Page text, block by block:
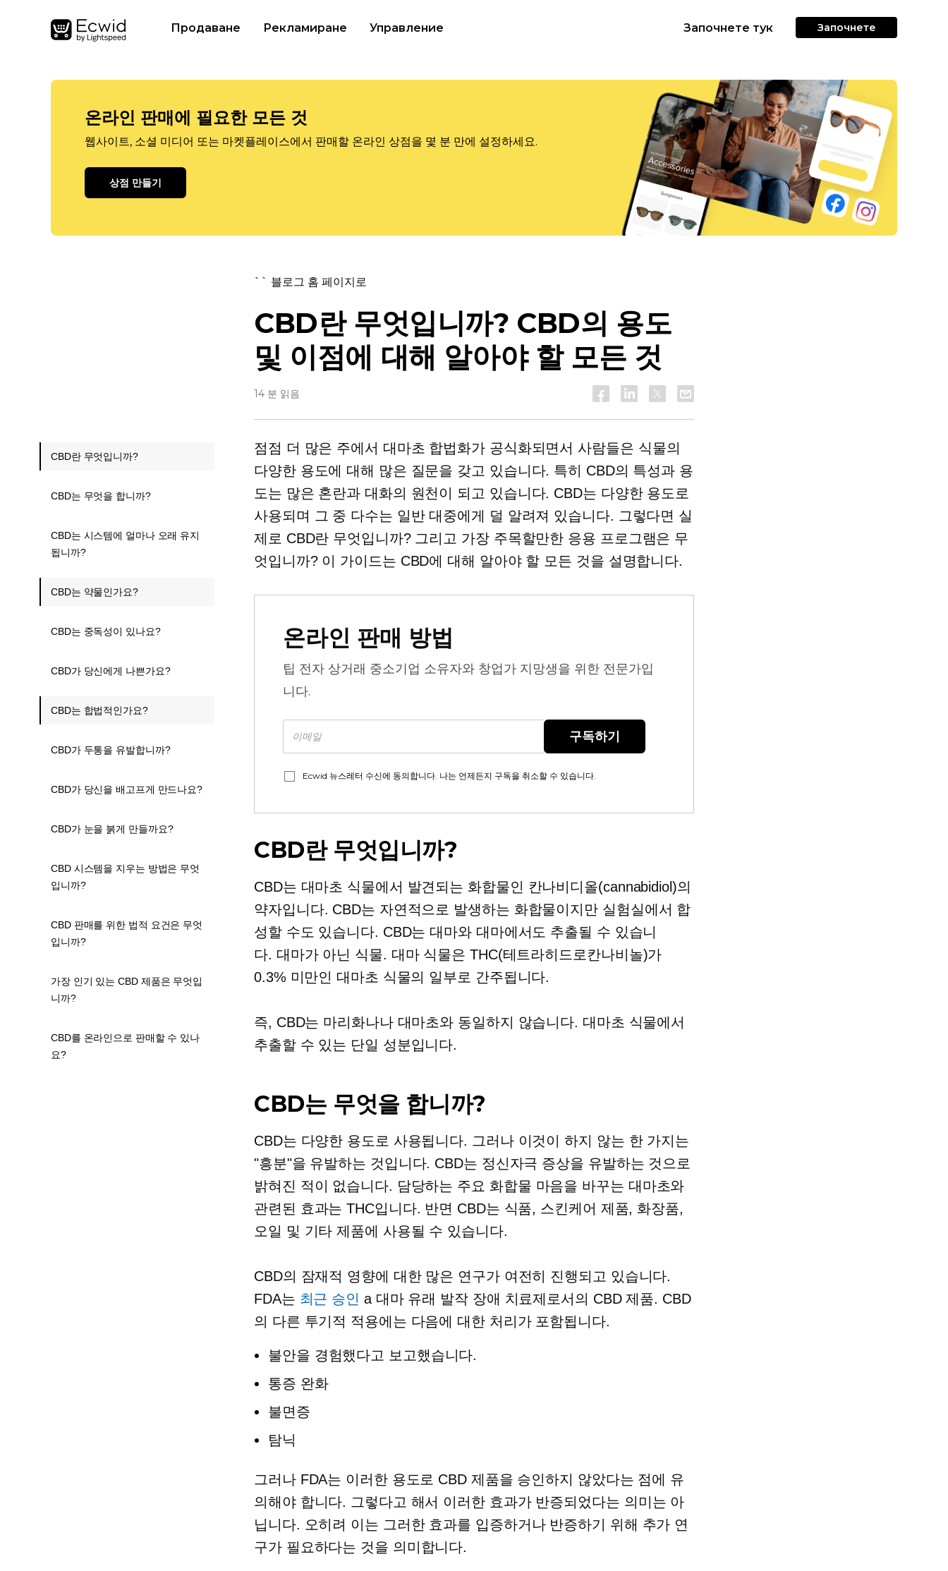
Продаване Рекламиране Управление Започнете тук Започнете
온라인 판매에 필요한 모든 것
웹사이트, 소셜 미디어 또는 마켓플레이스에서 판매할 온라인 상점을 몇 분 만에 설정하세요.
상점 만들기
`` 블로그 홈 페이지로
CBD란 무엇입니까? CBD의 용도
및 이점에 대해 알아야 할 모든 것
14 분 읽음
점점 더 많은 주에서 대마초 합법화가 공식화되면서 사람들은 식물의
다양한 용도에 대해 많은 질문을 갖고 있습니다. 특히 CBD의 특성과 용
도는 많은 혼란과 대화의 원천이 되고 있습니다. CBD는 다양한 용도로
사용되며 그 중 다수는 일반 대중에게 덜 알려져 있습니다. 그렇다면 실
제로 CBD란 무엇입니까? 그리고 가장 주목할만한 응용 프로그램은 무
엇입니까? 이 가이드는 CBD에 대해 알아야 할 모든 것을 설명합니다.
온라인 판매 방법
팁 전자 상거래 중소기업 소유자와 창업가 지망생을 위한 전문가입
니다.
구독하기
Ecwid 뉴스레터 수신에 동의합니다. 나는 언제든지 구독을 취소할 수 있습니다.
CBD란 무엇입니까?
CBD는 대마초 식물에서 발견되는 화합물인 칸나비디올(cannabidiol)의
약자입니다. CBD는 자연적으로 발생하는 화합물이지만 실험실에서 합
성할 수도 있습니다. CBD는 대마와 대마에서도 추출될 수 있습니
다. 대마가 아닌 식물. 대마 식물은 THC(테트라히드로칸나비놀)가
0.3% 미만인 대마초 식물의 일부로 간주됩니다.
즉, CBD는 마리화나나 대마초와 동일하지 않습니다. 대마초 식물에서
추출할 수 있는 단일 성분입니다.
CBD는 무엇을 합니까?
CBD는 다양한 용도로 사용됩니다. 그러나 이것이 하지 않는 한 가지는
"흥분"을 유발하는 것입니다. CBD는 정신자극 증상을 유발하는 것으로
밝혀진 적이 없습니다. 담당하는 주요 화합물 마음을 바꾸는 대마초와
관련된 효과는 THC입니다. 반면 CBD는 식품, 스킨케어 제품, 화장품,
오일 및 기타 제품에 사용될 수 있습니다.
CBD의 잠재적 영향에 대한 많은 연구가 여전히 진행되고 있습니다.
FDA는 최근 승인 a 대마 유래 발작 장애 치료제로서의 CBD 제품. CBD
의 다른 투기적 적용에는 다음에 대한 처리가 포함됩니다.
불안을 경험했다고 보고했습니다.
통증 완화
불면증
탐닉
그러나 FDA는 이러한 용도로 CBD 제품을 승인하지 않았다는 점에 유
의해야 합니다. 그렇다고 해서 이러한 효과가 반증되었다는 의미는 아
닙니다. 오히려 이는 그러한 효과를 입증하거나 반증하기 위해 추가 연
구가 필요하다는 것을 의미합니다.
CBD란 무엇입니까?
CBD는 무엇을 합니까?
CBD는 시스템에 얼마나 오래 유지
됩니까?
CBD는 약물인가요?
CBD는 중독성이 있나요?
CBD가 당신에게 나쁜가요?
CBD는 합법적인가요?
CBD가 두통을 유발합니까?
CBD가 당신을 배고프게 만드나요?
CBD가 눈을 붉게 만들까요?
CBD 시스템을 지우는 방법은 무엇
입니까?
CBD 판매를 위한 법적 요건은 무엇
입니까?
가장 인기 있는 CBD 제품은 무엇입
니까?
CBD를 온라인으로 판매할 수 있나
요?